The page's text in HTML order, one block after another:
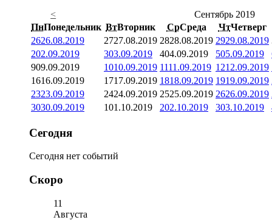
<
Сентябрь 2019
ПнПонедельник ВтВторник СрСреда ЧтЧетверг
2626.08.2019 2727.08.2019 2828.08.2019 2929.08.2019
202.09.2019 303.09.2019 404.09.2019 505.09.2019
909.09.2019 1010.09.2019 1111.09.2019 1212.09.2019
1616.09.2019 1717.09.2019 1818.09.2019 1919.09.2019
2323.09.2019 2424.09.2019 2525.09.2019 2626.09.2019
3030.09.2019 101.10.2019 202.10.2019 303.10.2019
Сегодня
Сегодня нет событий
Скоро
11
Августа